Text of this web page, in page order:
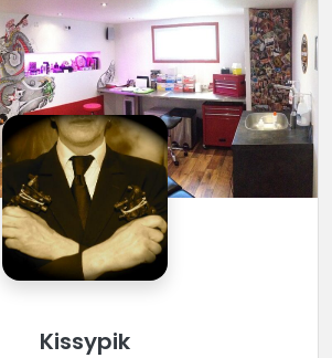
Kissypik